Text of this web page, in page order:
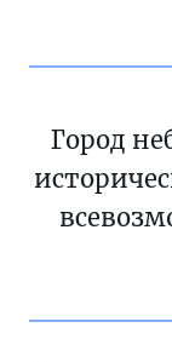
Город